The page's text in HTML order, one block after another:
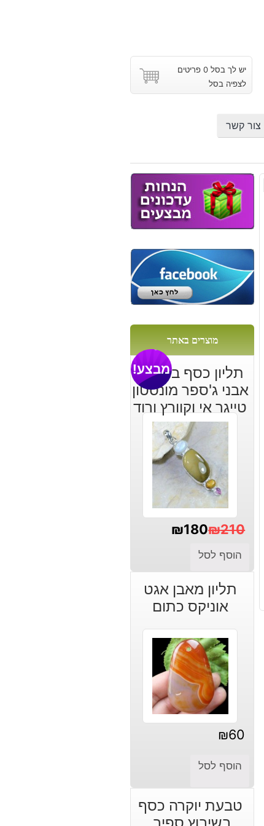
יש לך בסל 0 פריטים
לצפיה בסל
צור קשר
מוצרים באתר
תליון כסף בשיבוץ
אבני ג'ספר מונסטון
טייגר אי וקוורץ ורוד
מבצע!
₪210
המחיר
היה:
₪210.
₪180
המחיר
הוא:
₪180.
הוסף לסל
תליון מאבן אגט
אוניקס כתום
₪60
הוסף לסל
טבעת יוקרה כסף
בשיבוץ ספיר,